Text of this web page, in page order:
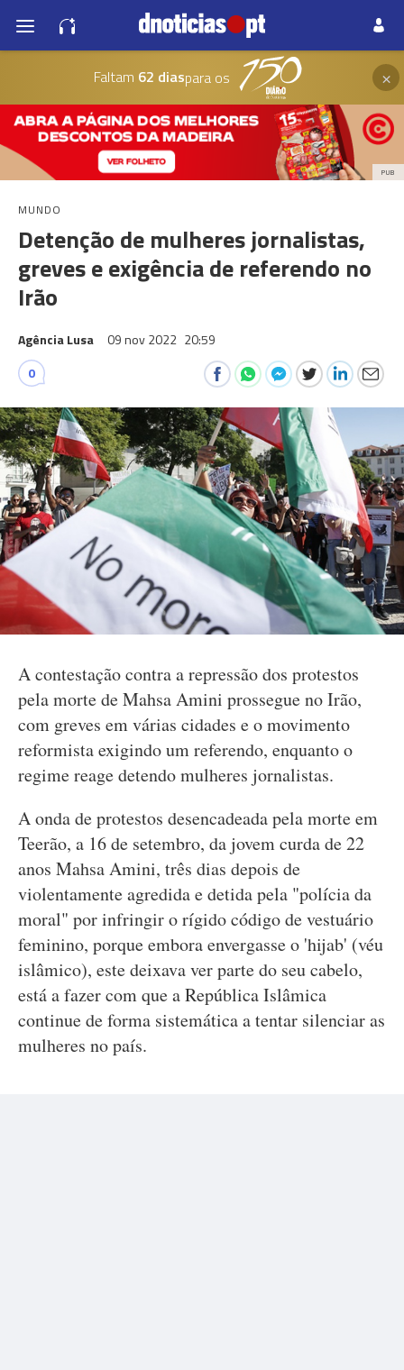
Faltam 62 diaspara os ×
PUB
MUNDO
Detenção de mulheres jornalistas,
greves e exigência de referendo no
Irão
Agência Lusa 09 nov 2022 20:59
0
A contestação contra a repressão dos protestos
pela morte de Mahsa Amini prossegue no Irão,
com greves em várias cidades e o movimento
reformista exigindo um referendo, enquanto o
regime reage detendo mulheres jornalistas.
A onda de protestos desencadeada pela morte em
Teerão, a 16 de setembro, da jovem curda de 22
anos Mahsa Amini, três dias depois de
violentamente agredida e detida pela "polícia da
moral" por infringir o rígido código de vestuário
feminino, porque embora envergasse o 'hijab' (véu
islâmico), este deixava ver parte do seu cabelo,
está a fazer com que a República Islâmica
continue de forma sistemática a tentar silenciar as
mulheres no país.